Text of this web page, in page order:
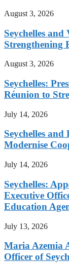
August 3, 2026
Seychelles
Strengthening
August 3, 2026
Seychelles:
Réunion to
July 14, 2026
Seychelles
Modernise
July 14, 2026
Seychelles:
Executive
Education
July 13, 2026
Maria Azemia
Officer of